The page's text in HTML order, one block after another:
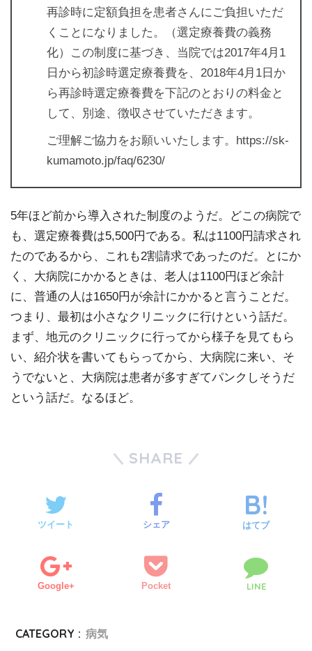
再診時に定額負担を患者さんにご負担いただ
くことになりました。（選定療養費の義務
化）この制度に基づき、当院では2017年4月1
日から初診時選定療養費を、2018年4月1日か
ら再診時選定療養費を下記のとおりの料金と
して、別途、徴収させていただきます。
ご理解ご協力をお願いいたします。https://sk-
kumamoto.jp/faq/6230/
5年ほど前から導入された制度のようだ。どこの病院で
も、選定療養費は5,500円である。私は1100円請求され
たのであるから、これも2割請求であったのだ。とにか
く、大病院にかかるときは、老人は1100円ほど余計
に、普通の人は1650円が余計にかかると言うことだ。
つまり、最初は小さなクリニックに行けという話だ。
まず、地元のクリニックに行ってから様子を見てもら
い、紹介状を書いてもらってから、大病院に来い、そ
うでないと、大病院は患者が多すぎてパンクしそうだ
という話だ。なるほど。
SHARE
ツイート シェア はてブ
Google+ Pocket LINE
CATEGORY : 病気